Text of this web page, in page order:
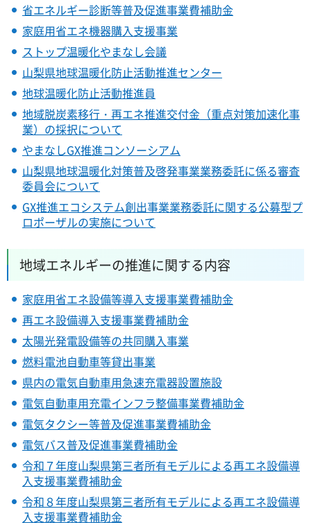
省エネルギー診断等普及促進事業費補助金
家庭用省エネ機器購入支援事業
ストップ温暖化やまなし会議
山梨県地球温暖化防止活動推進センター
地球温暖化防止活動推進員
地域脱炭素移行・再エネ推進交付金（重点対策加速化事
業）の採択について
やまなしGX推進コンソーシアム
山梨県地球温暖化対策普及啓発事業業務委託に係る審査
委員会について
GX推進エコシステム創出事業業務委託に関する公募型プ
ロポーザルの実施について
地域エネルギーの推進に関する内容
家庭用省エネ設備等導入支援事業費補助金
再エネ設備導入支援事業費補助金
太陽光発電設備等の共同購入事業
燃料電池自動車等貸出事業
県内の電気自動車用急速充電器設置施設
電気自動車用充電インフラ整備事業費補助金
電気タクシー等普及促進事業費補助金
電気バス普及促進事業費補助金
令和７年度山梨県第三者所有モデルによる再エネ設備導
入支援事業費補助金
令和８年度山梨県第三者所有モデルによる再エネ設備導
入支援事業費補助金